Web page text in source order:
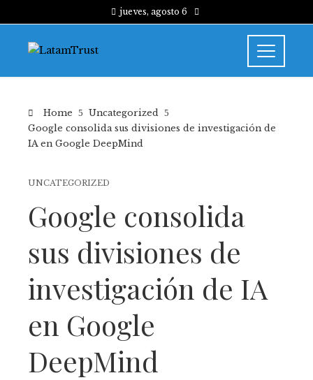
jueves, agosto 6
Home
Uncategorized
Google consolida sus divisiones de investigación de
IA en Google DeepMind
UNCATEGORIZED
Google consolida
sus divisiones de
investigación de IA
en Google
DeepMind